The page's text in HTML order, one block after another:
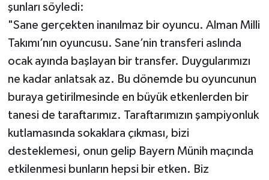
şunları söyledi:
"Sane gerçekten inanılmaz bir oyuncu. Alman Milli
Takımı’nın oyuncusu. Sane’nin transferi aslında
ocak ayında başlayan bir transfer. Duygularımızı
ne kadar anlatsak az. Bu dönemde bu oyuncunun
buraya getirilmesinde en büyük etkenlerden bir
tanesi de taraftarımız. Taraftarımızın şampiyonluk
kutlamasında sokaklara çıkması, bizi
desteklemesi, onun gelip Bayern Münih maçında
etkilenmesi bunların hepsi bir etken. Biz